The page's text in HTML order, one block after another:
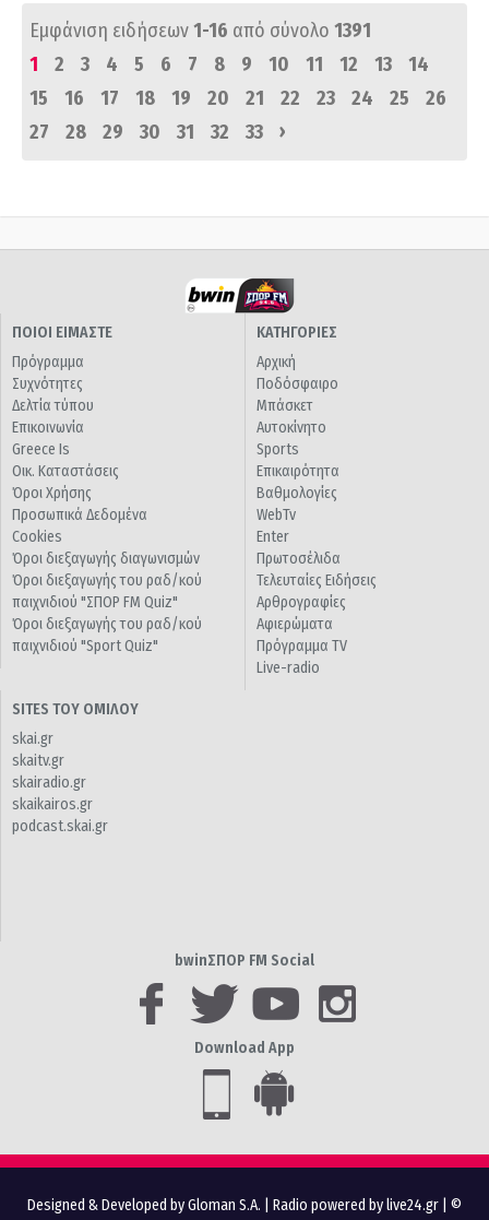
Εμφάνιση ειδήσεων1-16 από σύνολο 1391
1
2 3 4 5 6 7 8 9 10 11 12 13
14
15
16 17 18 19 20 21 22 23 24 25
26
27
28 29 30 31 32 33 ›
ΠΟΙΟΙ ΕΙΜΑΣΤΕ
Πρόγραμμα
Συχνότητες
Δελτία τύπου
Επικοινωνία
Greece Is
Οικ. Καταστάσεις
Όροι Χρήσης
Προσωπικά Δεδομένα
Cookies
Όροι διεξαγωγής διαγωνισμών
Όροι διεξαγωγής του ραδ/κού
παιχνιδιού "ΣΠΟΡ FM Quiz"
Όροι διεξαγωγής του ραδ/κού
παιχνιδιού "Sport Quiz"
ΚΑΤΗΓΟΡΙΕΣ
Αρχική
Ποδόσφαιρο
Μπάσκετ
Αυτοκίνητο
Sports
Επικαιρότητα
Βαθμολογίες
WebTv
Enter
Πρωτοσέλιδα
Τελευταίες Ειδήσεις
Αρθρογραφίες
Αφιερώματα
Πρόγραμμα TV
Live-radio
SITES ΤΟΥ ΟΜΙΛΟΥ
skai.gr
skaitv.gr
skairadio.gr
skaikairos.gr
podcast.skai.gr
bwinΣΠΟΡ FM Social
Download App
Designed & Developed by Gloman S.A. Radio powered by live24.gr | ©